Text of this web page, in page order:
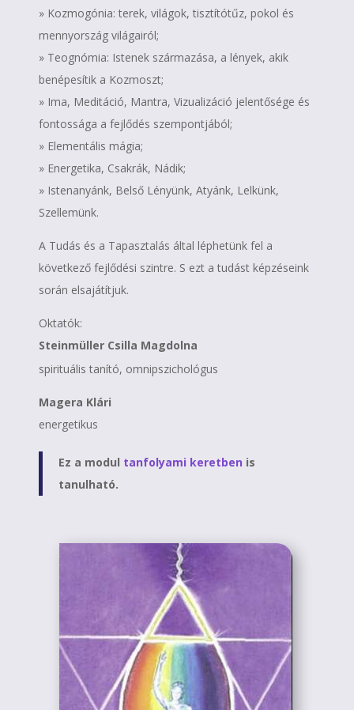
» Kozmogónia: terek, világok, tisztítótűz, pokol és
mennyország világairól;
» Teognómia: Istenek származása, a lények, akik
benépesítik a Kozmoszt;
» Ima, Meditáció, Mantra, Vizualizáció jelentősége és
fontossága a fejlődés szempontjából;
» Elementális mágia;
» Energetika, Csakrák, Nádik;
» Istenanyánk, Belső Lényünk, Atyánk, Lelkünk,
Szellemünk.
A Tudás és a Tapasztalás által léphetünk fel a
következő fejlődési szintre. S ezt a tudást képzéseink
során elsajátítjuk.
Oktatók:
Steinmüller Csilla Magdolna
spirituális tanító, omnipszichológus
Magera Klári
energetikus
Ez a modul tanfolyami keretben is
tanulható.